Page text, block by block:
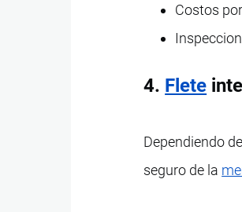
Costos
4. Flete
Dependiendo
seguro de la